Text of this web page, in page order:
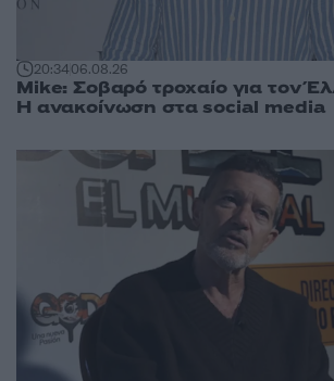
20:3406.08.26
Mike: Σοβαρό τροχαίο για τον
Η ανακοίνωση στα social media